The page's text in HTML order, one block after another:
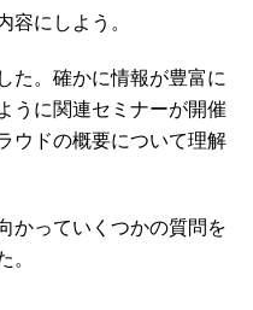
にしよう。
た。確かに情報が豊富に
うに関連セミナーが開催
ウドの概要について理解
かっていくつかの質問を
。